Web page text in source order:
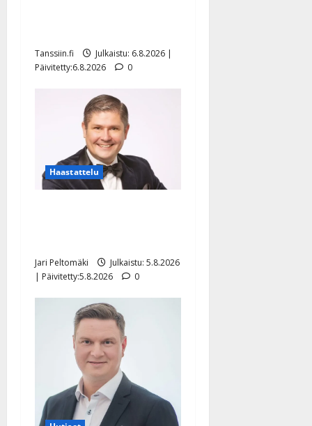
Tanssiin.fi
Julkaistu: 6.8.2026 |
Päivitetty:6.8.2026
0
Haastattelu
Jari Peltomäki
Julkaistu: 5.8.2026
| Päivitetty:5.8.2026
0